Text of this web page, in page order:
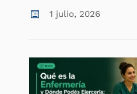
1 julio, 2026